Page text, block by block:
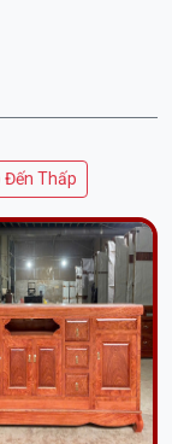
Đến Thấp